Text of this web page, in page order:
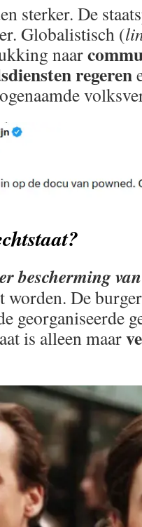
sterker. De
Globalistisch (
naar
regeren
bescherming
worden. De
georganiseerde
is alleen maar